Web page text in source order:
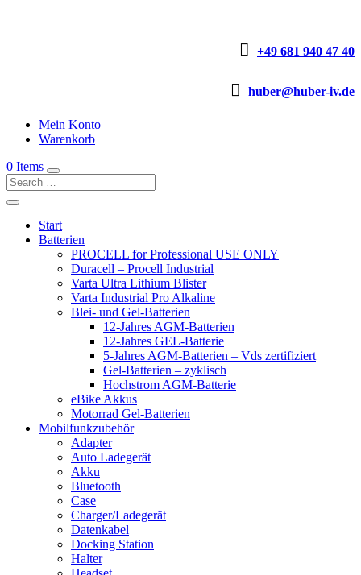
 +49 681 940 47 40
 huber@huber-iv.de
Mein Konto
Warenkorb
0 Items
Start
Batterien
PROCELL for Professional USE ONLY
Duracell – Procell Industrial
Varta Ultra Lithium Blister
Varta Industrial Pro Alkaline
Blei- und Gel-Batterien
12-Jahres AGM-Batterien
12-Jahres GEL-Batterie
5-Jahres AGM-Batterien – Vds zertifiziert
Gel-Batterien – zyklisch
Hochstrom AGM-Batterie
eBike Akkus
Motorrad Gel-Batterien
Mobilfunkzubehör
Adapter
Auto Ladegerät
Akku
Bluetooth
Case
Charger/Ladegerät
Datenkabel
Docking Station
Halter